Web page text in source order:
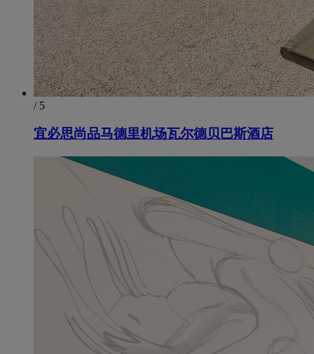
/ 5
宜必思尚品马德里机场瓦尔德贝巴斯酒店